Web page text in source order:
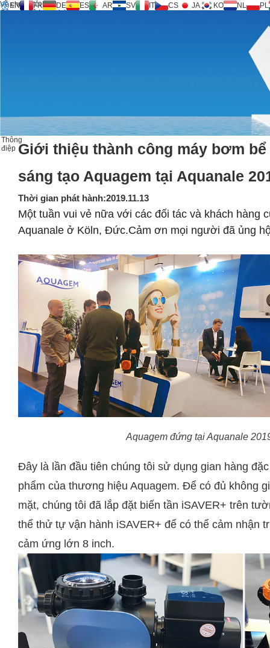
Về chúng tôi
Công nghệ Inversicity®
EN FR DE ES AR SV IT CS JA KO NL PL
Thông
điệp Giới thiệu thành công máy bơm
sáng tạo Aquagem tại Aquanale
Thời gian phát hành:2019.11.13
Một tuần vui vẻ nữa với các đối tác và khách hàng
Aquanale ở Köln, Đức.Cảm ơn mọi người đã ủng
Aquagem đứng tại Aquanale
Đây là lần đầu tiên chúng tôi sử dụng gian hàng
phẩm của thương hiệu Aquagem. Để có đủ không
mặt, chúng tôi đã lắp đặt biến tần iSAVER+ trên
thể thử tự vận hành iSAVER+ để có thể cảm nhận
cảm ứng lớn 8 inch.